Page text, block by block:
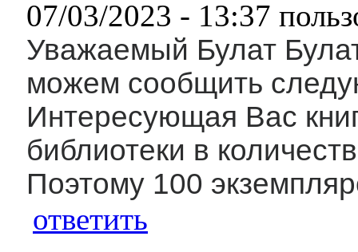
07/03/2023 - 13:37
Уважаемый Булат
можем сообщить
Интересующая Вас
библиотеки в
Поэтому 100
ответить